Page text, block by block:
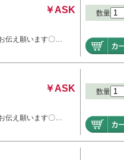
￥ASK
伝え願います〇…
数量
￥ASK
伝え願います〇…
数量